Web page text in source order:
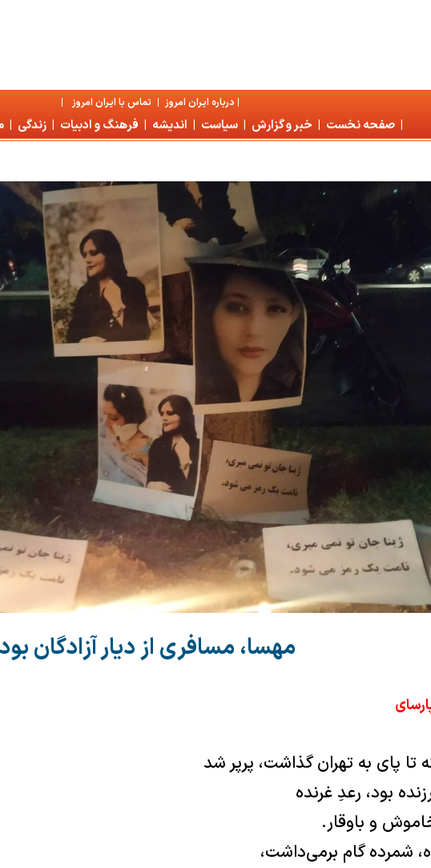
|درباره ايران امروز | تماس با ايران امروز |
| صفحه نخست | خبر و گزارش | سياست | انديشه | فرهنگ و ادبيات | زندگی |
مهسا، مسافری از دیار آزادگان بود
تا پای به تهران گذاشت، پرپر شد
بود، رعدِ غرنده
و باوقار.
شمرده گام برمی‏‌داشت،